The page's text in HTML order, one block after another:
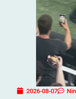
2026-08-07